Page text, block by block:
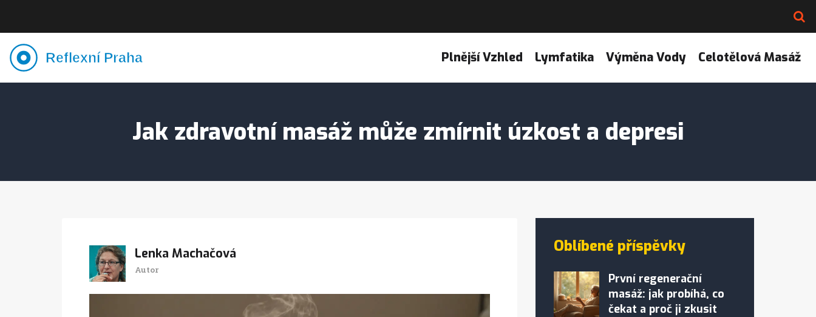
Plnější Vzhled Lymfatika Výměna Vody Celotělová Masáž
Jak zdravotní masáž může zmírnit úzkost a depresi
Lenka Machačová
Autor
Oblíbené příspěvky
První regenerační
masáž: jak probíhá, co
čekat a proč ji zkusit